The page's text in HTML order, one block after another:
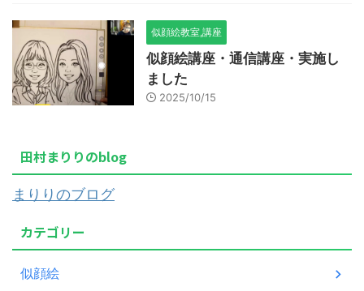
似顔絵教室,講座
似顔絵講座・通信講座・実施し
ました
2025/10/15
田村まりりのblog
まりりのブログ
カテゴリー
似顔絵